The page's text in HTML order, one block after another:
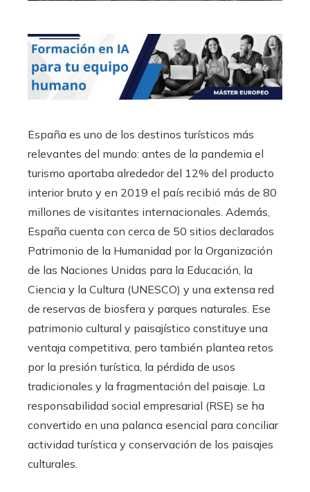
España es uno de los destinos turísticos más
relevantes del mundo: antes de la pandemia el
turismo aportaba alrededor del 12% del producto
interior bruto y en 2019 el país recibió más de 80
millones de visitantes internacionales. Además,
España cuenta con cerca de 50 sitios declarados
Patrimonio de la Humanidad por la Organización
de las Naciones Unidas para la Educación, la
Ciencia y la Cultura (UNESCO) y una extensa red
de reservas de biosfera y parques naturales. Ese
patrimonio cultural y paisajístico constituye una
ventaja competitiva, pero también plantea retos
por la presión turística, la pérdida de usos
tradicionales y la fragmentación del paisaje. La
responsabilidad social empresarial (RSE) se ha
convertido en una palanca esencial para conciliar
actividad turística y conservación de los paisajes
culturales.